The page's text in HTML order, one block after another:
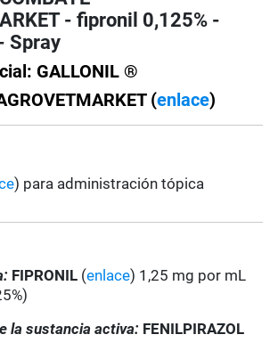
- fipronil 0,125% -
Spray
GALLONIL ®
(enlace)
) para administración tópica
FIPRONIL (enlace) 1,25 mg por mL
la sustancia activa: FENILPIRAZOL